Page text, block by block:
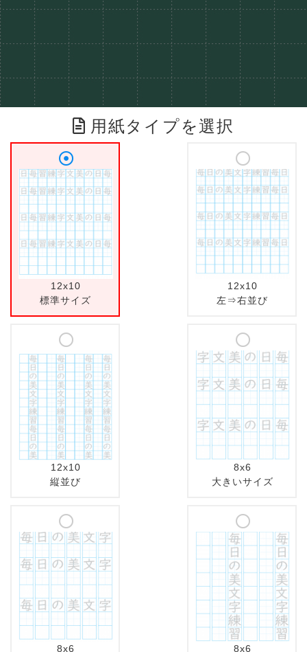
用紙タイプを選択
12x10
標準サイズ
12x10
左⇒右並び
12x10
縦並び
8x6
大きいサイズ
8x6 8x6